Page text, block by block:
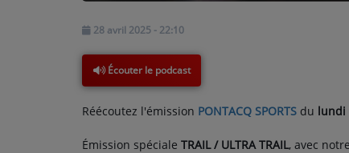
PARTENAIRES
28 avril 2025 - 22:10
Écouter le podcast
Réécoutez l'émission PONTACQ SPORTS du lundi
Émission spéciale TRAIL / ULTRA TRAIL, avec